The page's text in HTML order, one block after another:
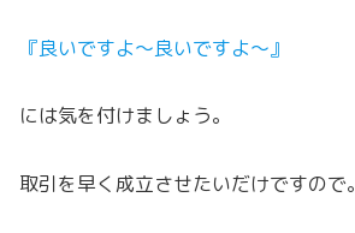
『良いですよ～良いですよ～』
には気を付けましょう。
取引を早く成立させたいだけですので。